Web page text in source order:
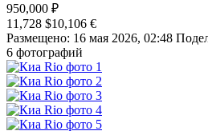
950,000 ₽
11,728 $10,106 €
Размещено: 16 мая 2026, 02:48
6 фотографий